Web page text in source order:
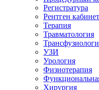
Регистратура
Рентген кабинет
Терапия
Травматология
УЗИ
Урология
Физиотерапия
Хирургия